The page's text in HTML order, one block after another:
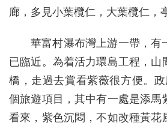
廊，多見小葉欖仁，大葉欖仁，
華富村瀑布灣上游一帶，有
已臨近。為着活力環島工程，山
橋，走過去賞看紫薇很方便。
個旅遊項目，其中有一處是添馬
看來，紫色沉悶，不如改種黃花